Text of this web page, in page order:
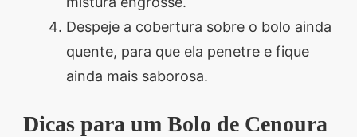
Despeje a cobertura sobre o bolo ainda
quente, para que ela penetre e fique
ainda mais saborosa.
Dicas para um Bolo de Cenoura